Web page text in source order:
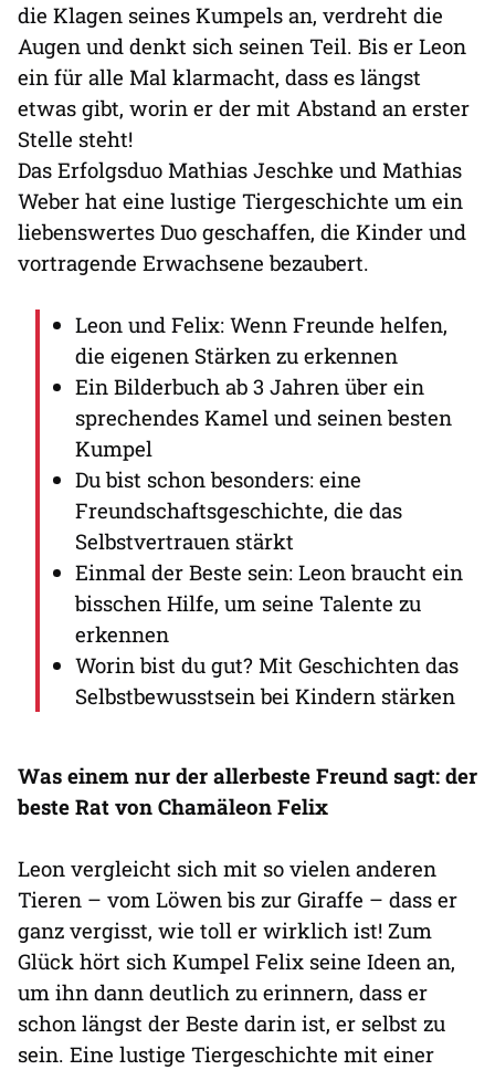
die Klagen seines Kumpels an, verdreht die
Augen und denkt sich seinen Teil. Bis er Leon
ein für alle Mal klarmacht, dass es längst
etwas gibt, worin er der mit Abstand an erster
Stelle steht!
Das Erfolgsduo Mathias Jeschke und Mathias
Weber hat eine lustige Tiergeschichte um ein
liebenswertes Duo geschaffen, die Kinder und
vortragende Erwachsene bezaubert.
Leon und Felix: Wenn Freunde helfen,
die eigenen Stärken zu erkennen
Ein Bilderbuch ab 3 Jahren über ein
sprechendes Kamel und seinen besten
Kumpel
Du bist schon besonders: eine
Freundschaftsgeschichte, die das
Selbstvertrauen stärkt
Einmal der Beste sein: Leon braucht ein
bisschen Hilfe, um seine Talente zu
erkennen
Worin bist du gut? Mit Geschichten das
Selbstbewusstsein bei Kindern stärken
Was einem nur der allerbeste Freund sagt: der
beste Rat von Chamäleon Felix
Leon vergleicht sich mit so vielen anderen
Tieren – vom Löwen bis zur Giraffe – dass er
ganz vergisst, wie toll er wirklich ist! Zum
Glück hört sich Kumpel Felix seine Ideen an,
um ihn dann deutlich zu erinnern, dass er
schon längst der Beste darin ist, er selbst zu
sein. Eine lustige Tiergeschichte mit einer